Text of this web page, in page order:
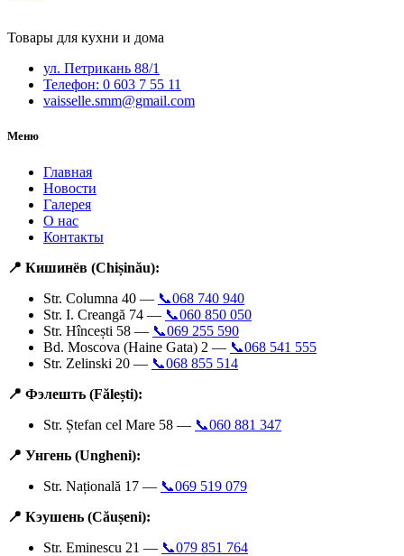
Товары для кухни и дома
ул. Петрикань 88/1
Телефон: 0 603 7 55 11
vaisselle.smm@gmail.com
Меню
Главная
Новости
Галерея
О нас
Контакты
📍 Кишинёв (Chișinău):
Str. Columna 40 — 📞068 740 940
Str. I. Creangă 74 — 📞060 850 050
Str. Hîncești 58 — 📞069 255 590
Bd. Moscova (Haine Gata) 2 — 📞068 541 555
Str. Zelinski 20 — 📞068 855 514
📍 Фэлешть (Fălești):
Str. Ștefan cel Mare 58 — 📞060 881 347
📍 Унгень (Ungheni):
Str. Națională 17 — 📞069 519 079
📍 Кэушень (Căușeni):
Str. Eminescu 21 — 📞079 851 764